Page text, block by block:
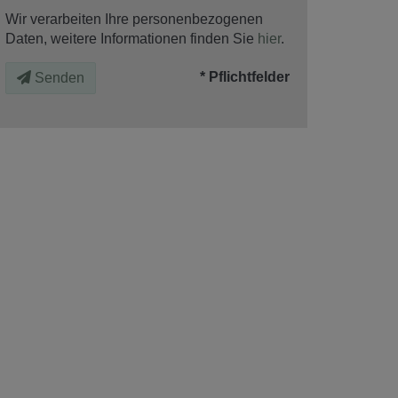
Wir verarbeiten Ihre personenbezogenen
Daten, weitere Informationen finden Sie hier.
Senden * Pflichtfelder